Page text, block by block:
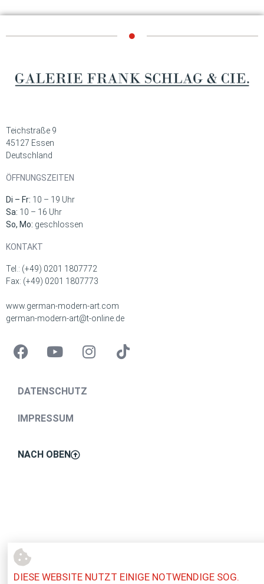
Teichstraße 9
45127 Essen
Deutschland
ÖFFNUNGSZEITEN
Di – Fr: 10 – 19 Uhr
Sa: 10 – 16 Uhr
So, Mo: geschlossen
KONTAKT
Tel.: (+49) 0201 1807772
Fax: (+49) 0201 1807773
www.german-modern-art.com
german-modern-art@t-online.de
DATENSCHUTZ
IMPRESSUM
NACH OBEN
DIESE WEBSITE NUTZT EINIGE NOTWENDIGE SOG.